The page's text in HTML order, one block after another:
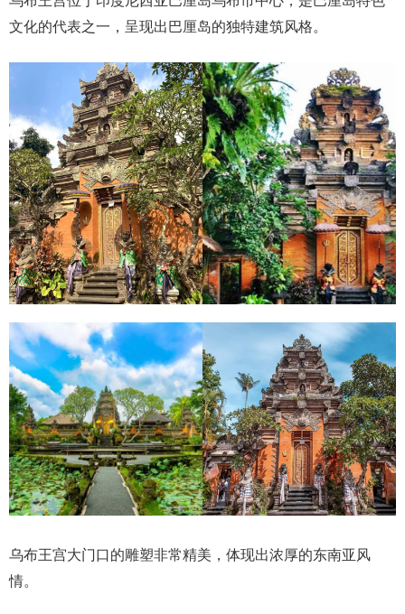
文化的代表之一，呈现出巴厘岛的独特建筑风格。
乌布王宫大门口的雕塑非常精美，体现出浓厚的东南亚风
情。